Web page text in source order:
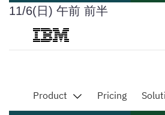
11/6(日) 午前 前半